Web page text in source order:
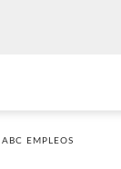
ABC EMPLEOS